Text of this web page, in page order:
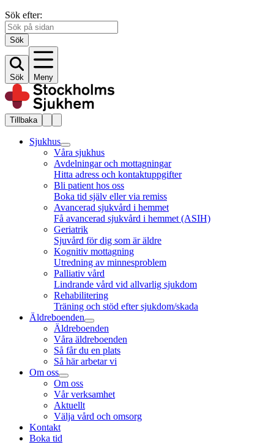
Sök efter:
Sök
Sök Meny
Tillbaka
Sjukhus
Våra sjukhus
Avdelningar och mottagningar
Hitta adress och kontaktuppgifter
Bli patient hos oss
Boka tid själv eller via remiss
Avancerad sjukvård i hemmet
Få avancerad sjukvård i hemmet (ASIH)
Geriatrik
Sjuvård för dig som är äldre
Kognitiv mottagning
Utredning av minnesproblem
Palliativ vård
Lindrande vård vid allvarlig sjukdom
Rehabilitering
Träning och stöd efter sjukdom/skada
Äldreboenden
Äldreboenden
Våra äldreboenden
Så får du en plats
Så här arbetar vi
Om oss
Om oss
Vår verksamhet
Aktuellt
Välja vård och omsorg
Kontakt
Boka tid